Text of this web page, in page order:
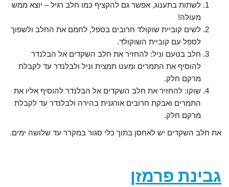
לשתות בתענוג, אפשר גם להקציף כמו חלב רגיל – יוצא ממש
מעולה!
לשים קוביית שוקולד חרובים בספל, לחמם את החלב ולשפוך
לספל עם קוביית השוקולד.
חלב בטעם וניל: להחזיר את חלב השקדים אל הבלנדר
להוסיף את התמרים ומעט תמצית וניל ולבלנדר עד לקבלת
מרקם חלק.
שוקו: להחזיר את חלב השקדים אל הבלנדר להוסיף אליו את
התמרים ואבקת חרובים אורגנית בהירה ולבלנדר עד לקבלת
מרקם חלק.
את חלב השקדים יש לאחסן בתוך כלי סגור במקרר עד שלושה ימים.
גבינת פרמזן